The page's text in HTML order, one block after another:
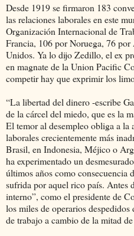
Desde 1919 se firmaron 183
las relaciones laborales en este
Organización Internacional de
Francia, 106 por Noruega, 76
Unidos. Ya lo dijo Zedillo, el ex
en magnate de la Union Pacific
competir hay que exprimir los
“La libertad del dinero -escribe
de la cárcel del miedo, que es la
El temor al desempleo obliga a la
laborales crecientemente más
Brasil, en Indonesia, Méjico o
ha experimentado un
últimos años como consecuencia
sufrida por aquel rico país. Antes
interno”, como el presidente de
los miles de operarios despedidos
de trabajo a cambio de la mitad